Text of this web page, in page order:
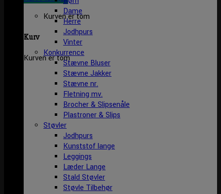
Kurven er tom
Kurv
Kurven er tom
Dame
Herre
Jodhpurs
Vinter
Konkurrence
Stævne Bluser
Stævne Jakker
Stævne nr.
Fletning mv.
Brocher & Slipsenåle
Plastroner & Slips
Støvler
Jodhpurs
Kunststof lange
Leggings
Læder Lange
Stald Støvler
Støvle Tilbehør